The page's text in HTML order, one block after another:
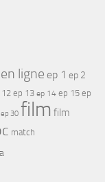
en ligne ep 1 ep 2
ep 13 ep 14 ep 15 ep
ep 30 film film
match